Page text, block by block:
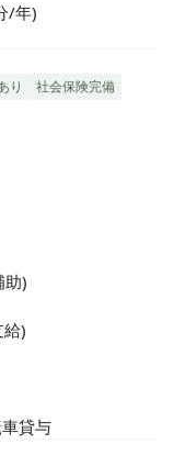
/年)
り 社会保険完備
助)
)
貸与